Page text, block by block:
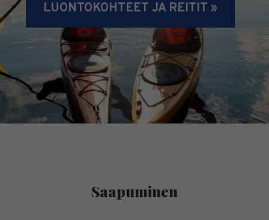
LUONTOKOHTEET JA REITIT »
Saapuminen